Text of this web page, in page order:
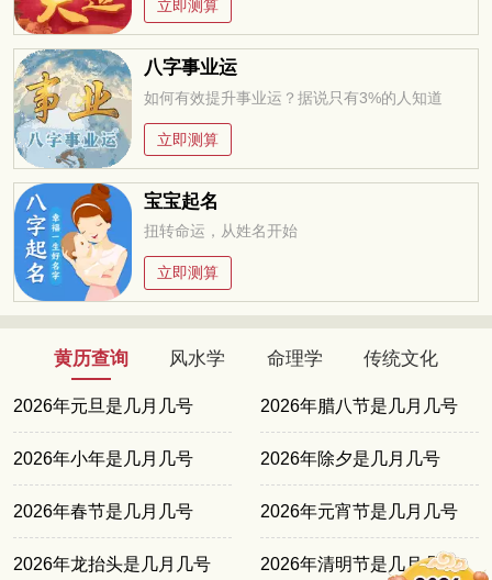
立即测算
八字事业运
如何有效提升事业运？据说只有3%的人知道
立即测算
宝宝起名
扭转命运，从姓名开始
立即测算
黄历查询 风水学 命理学 传统文化
2026年元旦是几月几号 2026年腊八节是几月几号
2026年小年是几月几号 2026年除夕是几月几号
2026年春节是几月几号 2026年元宵节是几月几号
2026年龙抬头是几月几号 2026年清明节是几月几号